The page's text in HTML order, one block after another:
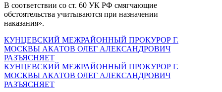
В соответствии со ст. 60 УК РФ смягчающие
обстоятельства учитываются при назначении
наказания».
КУНЦЕВСКИЙ МЕЖРАЙОННЫЙ ПРОКУРОР Г.
МОСКВЫ АКАТОВ ОЛЕГ АЛЕКСАНДРОВИЧ
РАЗЪЯСНЯЕТ
КУНЦЕВСКИЙ МЕЖРАЙОННЫЙ ПРОКУРОР Г.
МОСКВЫ АКАТОВ ОЛЕГ АЛЕКСАНДРОВИЧ
РАЗЪЯСНЯЕТ